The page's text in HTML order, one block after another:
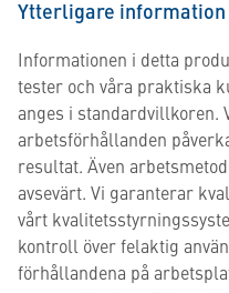
Ytterligare information
Informationen i detta
tester och våra praktiska
anges i standardvillkoren.
arbetsförhållanden
resultat. Även
avsevärt. Vi garanterar
vårt
kontroll över felaktig
förhållandena på